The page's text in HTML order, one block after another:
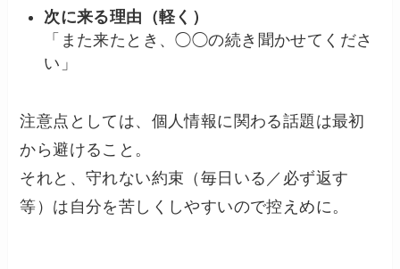
次に来る理由（軽く）
「また来たとき、◯◯の続き聞かせてくださ
い」
注意点としては、個人情報に関わる話題は最初
から避けること。
それと、守れない約束（毎日いる／必ず返す
等）は自分を苦しくしやすいので控えめに。